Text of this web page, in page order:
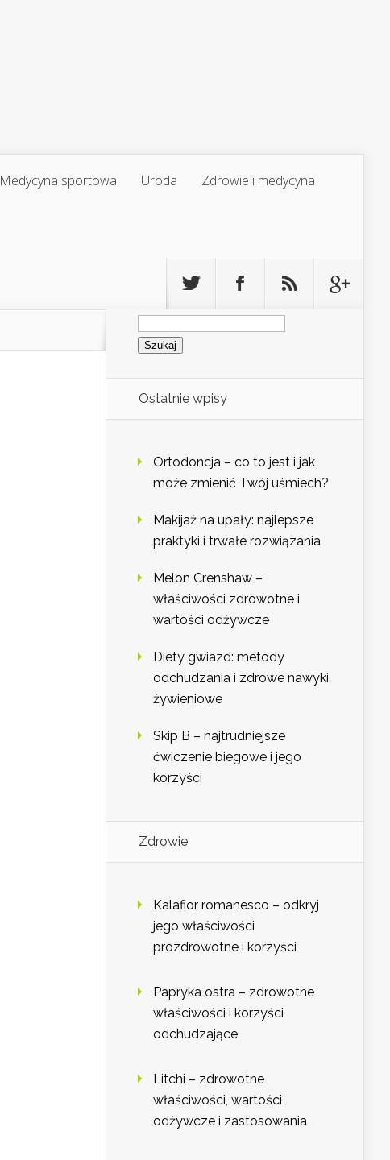
Medycyna sportowa Uroda Zdrowie i medycyna
Szukaj:
Ostatnie wpisy
Ortodoncja – co to jest i jak
może zmienić Twój uśmiech?
Makijaż na upały: najlepsze
praktyki i trwałe rozwiązania
Melon Crenshaw –
właściwości zdrowotne i
wartości odżywcze
Diety gwiazd: metody
odchudzania i zdrowe nawyki
żywieniowe
Skip B – najtrudniejsze
ćwiczenie biegowe i jego
korzyści
Zdrowie
Kalafior romanesco – odkryj
jego właściwości
prozdrowotne i korzyści
Papryka ostra – zdrowotne
właściwości i korzyści
odchudzające
Litchi – zdrowotne
właściwości, wartości
odżywcze i zastosowania